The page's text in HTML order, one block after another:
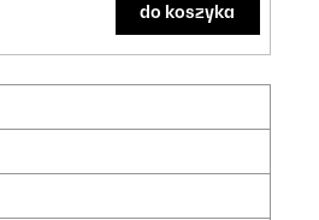
do koszyka